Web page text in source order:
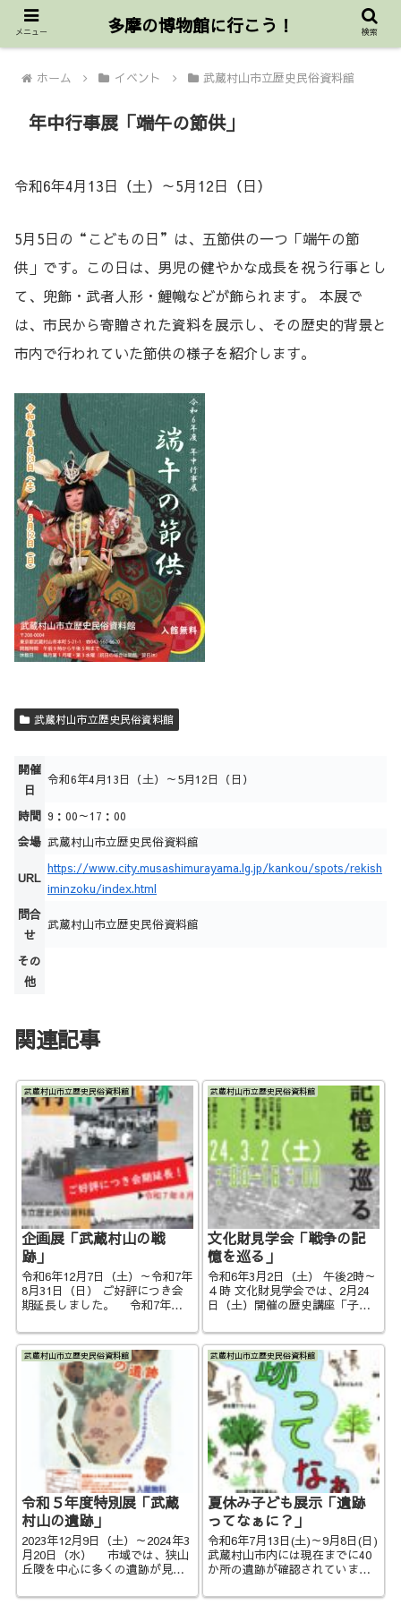
ホーム イベント 武蔵村山市立歴史民俗資料館
年中行事展「端午の節供」
令和6年4月13日（土）～5月12日（日）
5月5日の“こどもの日”は、五節供の一つ「端午の節
供」です。この日は、男児の健やかな成長を祝う行事とし
て、兜飾・武者人形・鯉幟などが飾られます。 本展で
は、市民から寄贈された資料を展示し、その歴史的背景と
市内で行われていた節供の様子を紹介します。
武蔵村山市立歴史民俗資料館
開催
日
令和6年4月13日（土）～5月12日（日）
時間 9：00～17：00
会場 武蔵村山市立歴史民俗資料館
URL
https://www.city.musashimurayama.lg.jp/kankou/spots/rekish
iminzoku/index.html
問合
せ
武蔵村山市立歴史民俗資料館
その
他
関連記事
武蔵村山市立歴史民俗資料館
企画展「武蔵村山の戦
跡」
令和6年12月7日（土）～令和7年
8月31日（日） ご好評につき会
期延長しました。 令和7年
す。北多摩は軍都（軍事都市）
立川市を中心に陸軍航空戦力の
研究・開発製造の一大拠点とな
り、武蔵村山市域にも戦争時
武蔵村山市立歴史民俗資料館
文化財見学会「戦争の記
憶を巡る」
令和6年3月2日（土） 午後2時～
４時 文化財見学会では、2月24
日（土）開催の歴史講座「子供
村」に合わせて、村山国民学校
の児童、高等科・旧制中学校の
学生が記憶していた戦争にまつ
わる場所、1945（昭和20）年4...
武蔵村山市立歴史民俗資料館
令和５年度特別展「武蔵
村山の遺跡」
2023年12月9日（土）～2024年3
月20日（水） 市域では、狭山
丘陵を中心に多くの遺跡が見つ
どの特徴からは他地域との交流
武蔵村山市立歴史民俗資料館
夏休み子ども展示「遺跡
ってなぁに？」
令和6年7月13日(土)～9月8日(日)
武蔵村山市内には現在までに40
か所の遺跡が確認されていま
いる家や学校のすぐ近くに遺跡
メニュー 多摩の博物館に行こう！ 検索